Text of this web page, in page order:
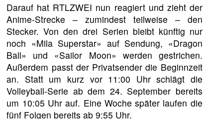
Darauf hat RTLZWEI nun reagiert und zieht der
Anime-Strecke – zumindest teilweise – den
Stecker. Von den drei Serien bleibt künftig nur
noch «Mila Superstar» auf Sendung, «Dragon
Ball» und «Sailor Moon» werden gestrichen.
Außerdem passt der Privatsender die Beginnzeit
an. Statt um kurz vor 11:00 Uhr schlägt die
Volleyball-Serie ab dem 24. September bereits
um 10:05 Uhr auf. Eine Woche später laufen die
fünf Folgen bereits ab 9:55 Uhr.